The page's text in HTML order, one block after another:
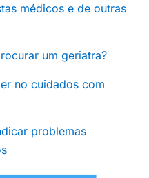
médicos e de outras
um geriatra?
no cuidados com
problemas